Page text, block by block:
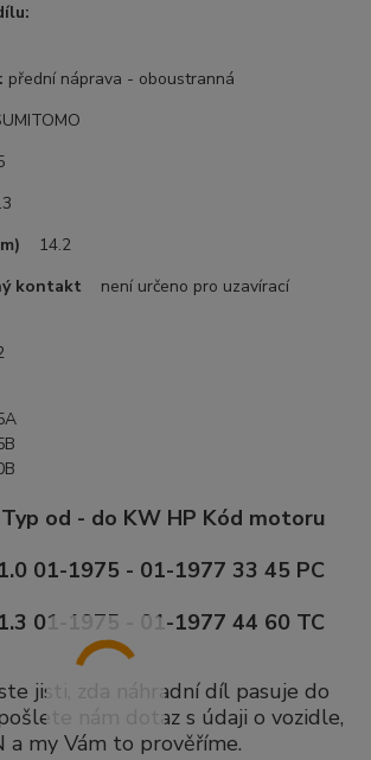
přední náprava - oboustranná
14.2
kontakt není určeno pro uzavírací
od - do KW HP Kód motoru
01-1975 - 01-1977 33 45 PC
01-1975 - 01-1977 44 60 TC
jisti, zda náhradní díl pasuje do
nám dotaz s údaji o vozidle,
a my Vám to prověříme.